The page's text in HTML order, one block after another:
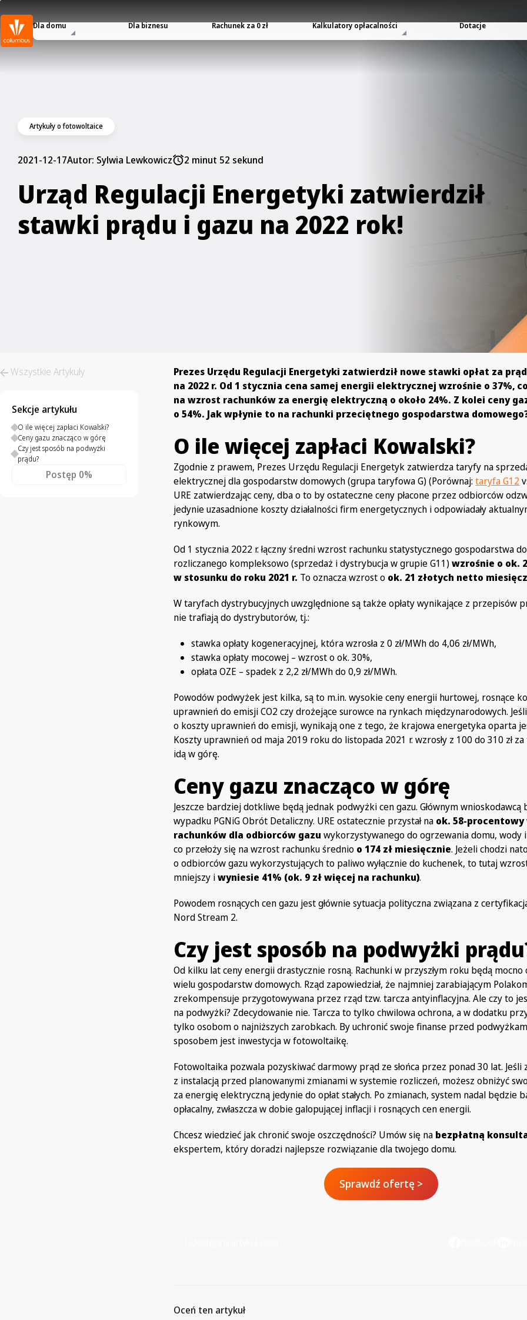
Dla domu Dla biznesu Rachunek za 0 zł Kalkulatory opłacalności Dotacje
Artykuły o fotowoltaice
2021-12-17Autor: Sylwia Lewkowicz 2 minut 52 sekund
Urząd Regulacji Energetyki zatwierdził
stawki prądu i gazu na 2022 rok!
Wszystkie Artykuły
Sekcje artykułu
O ile więcej zapłaci Kowalski?
Ceny gazu znacząco w górę
Czy jest sposób na podwyżki
prądu?
Postęp 0%
Prezes Urzędu Regulacji Energetyki zatwierdził nowe stawki opłat za
na 2022 r. Od 1 stycznia cena samej energii elektrycznej wzrośnie o 37%,
na wzrost rachunków za energię elektryczną o około 24%. Z kolei ceny
o 54%. Jak wpłynie to na rachunki przeciętnego gospodarstwa
O ile więcej zapłaci Kowalski?
Zgodnie z prawem, Prezes Urzędu Regulacji Energetyk zatwierdza taryfy na
elektrycznej dla gospodarstw domowych (grupa taryfowa G) (Porównaj:taryfa G12
URE zatwierdzając ceny, dba o to by ostateczne ceny płacone przez odbiorców
jedynie uzasadnione koszty działalności firm energetycznych i odpowiadały
rynkowym.
Od 1 stycznia 2022 r. łączny średni wzrost rachunku statystycznego gospodarstwa
rozliczanego kompleksowo (sprzedaż i dystrybucja w grupie G11)wzrośnie o ok.
w stosunku do roku 2021 r. To oznacza wzrost o ok. 21 złotych netto
W taryfach dystrybucyjnych uwzględnione są także opłaty wynikające z przepisów
nie trafiają do dystrybutorów, tj.:
stawka opłaty kogeneracyjnej, która wzrosła z 0 zł/MWh do 4,06 zł/MWh,
stawka opłaty mocowej – wzrost o ok. 30%,
opłata OZE – spadek z 2,2 zł/MWh do 0,9 zł/MWh.
Powodów podwyżek jest kilka, są to m.in. wysokie ceny energii hurtowej, rosnące
uprawnień do emisji CO2 czy drożejące surowce na rynkach międzynarodowych.
o koszty uprawnień do emisji, wynikają one z tego, że krajowa energetyka oparta
Koszty uprawnień od maja 2019 roku do listopada 2021 r. wzrosły z 100 do 310 zł
idą w górę.
Ceny gazu znacząco w górę
Jeszcze bardziej dotkliwe będą jednak podwyżki cen gazu. Głównym wnioskodawcą
wypadku PGNiG Obrót Detaliczny. URE ostatecznie przystał na ok. 58-
rachunków dla odbiorców gazu wykorzystywanego do ogrzewania domu, wody
co przełoży się na wzrost rachunku średnio o 174 zł miesięcznie. Jeżeli chodzi
o odbiorców gazu wykorzystujących to paliwo wyłącznie do kuchenek, to tutaj
mniejszy iwyniesie 41% (ok. 9 zł więcej na rachunku).
Powodem rosnących cen gazu jest głównie sytuacja polityczna związana z
Nord Stream 2.
Czy jest sposób na podwyżki
Od kilku lat ceny energii drastycznie rosną. Rachunki w przyszłym roku będą mocno
wielu gospodarstw domowych. Rząd zapowiedział, że najmniej zarabiającym
zrekompensuje przygotowywana przez rząd tzw. tarcza antyinflacyjna. Ale czy to
na podwyżki? Zdecydowanie nie. Tarcza to tylko chwilowa ochrona, a w dodatku
tylko osobom o najniższych zarobkach. By uchronić swoje finanse przed
sposobem jest inwestycja w fotowoltaikę.
Fotowoltaika pozwala pozyskiwać darmowy prąd ze słońca przez ponad 30 lat. Jeśli
z instalacją przed planowanymi zmianami w systemie rozliczeń, możesz obniżyć
za energię elektryczną jedynie do opłat stałych. Po zmianach, system nadal będzie
opłacalny, zwłaszcza w dobie galopującej inflacji i rosnących cen energii.
Chcesz wiedzieć jak chronić swoje oszczędności? Umów się na bezpłatną
ekspertem, który doradzi najlepsze rozwiązanie dla twojego domu.
Sprawdź ofertę >
Oceń ten artykuł